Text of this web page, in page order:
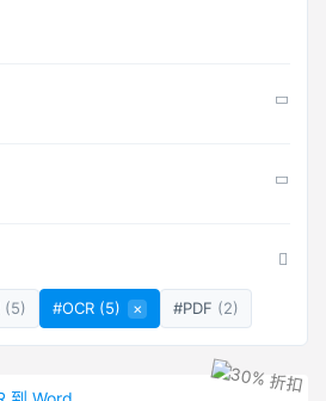
(5) #OCR (5) × #PDF (2)